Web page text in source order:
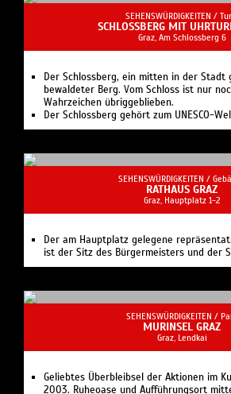
SEHENSWÜRDIGKEITEN /
RATHAUS GRAZ
Graz, Hauptplatz 1-2
Der am Hauptplatz gelegene
ist der Sitz des Bürgermeisters und der
MURINSEL GRAZ
Graz, Lendkai
Geliebtes Überbleibsel der Aktionen im
2003. Ruheoase und Aufführungsort
SÜDKÄRNTNER
9.7. bis 14.8.2026
Der Tag, an dem der Papst gekidnappt
Jubiläums-Saison 2026 -